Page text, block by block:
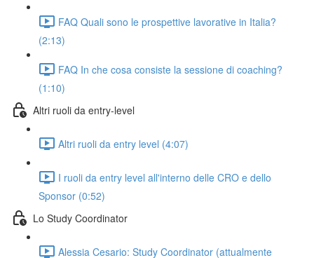
FAQ Quali sono le prospettive lavorative in Italia?
(2:13)
FAQ In che cosa consiste la sessione di coaching?
(1:10)
Altri ruoli da entry-level
Altri ruoli da entry level (4:07)
I ruoli da entry level all'interno delle CRO e dello
Sponsor (0:52)
Lo Study Coordinator
Alessia Cesario: Study Coordinator (attualmente